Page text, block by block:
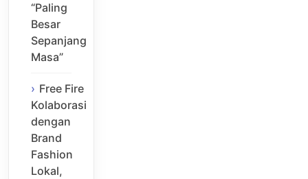
“Paling
Besar
Sepanjang
Masa”
Free Fire
Kolaborasi
dengan
Brand
Fashion
Lokal,